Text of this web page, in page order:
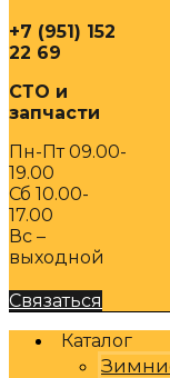
+7 (951) 152
22 69
СТО и
запчасти
Пн-Пт 09.00-
19.00
Сб 10.00-
17.00
Вс –
выходной
Связаться
Каталог